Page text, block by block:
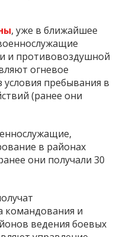
, уже в ближайшее
и противовоздушной
огневое
пребывания в
(ранее они
в районах
они получали 30
командования и
ведения боевых